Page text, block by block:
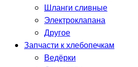
Шланги сливные
Электроклапана
Другое
Запчасти к хлебопечкам
Ведёрки